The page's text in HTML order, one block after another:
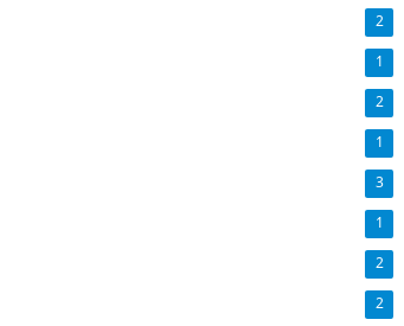
2
1
2
1
3
1
2
2